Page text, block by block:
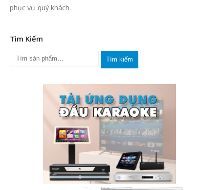
phục vụ quý khách.
Tìm Kiếm
Tìm kiếm